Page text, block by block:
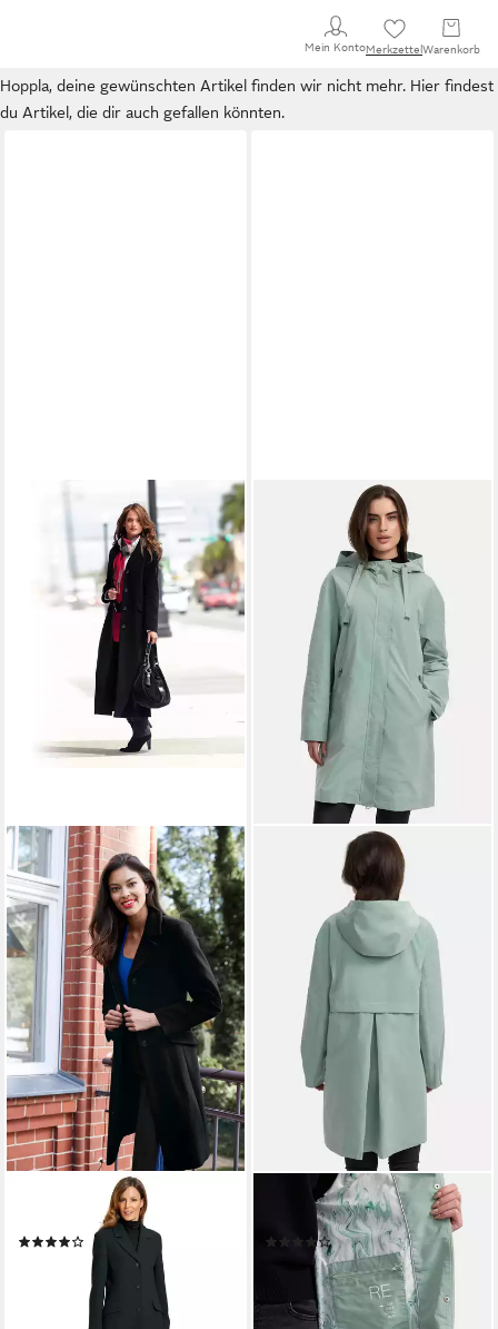
Mein KontoMerkzettel Warenkorb
Hoppla, deine gewünschten Artikel finden wir nicht mehr. Hier findest
du Artikel, die dir auch gefallen könnten.
Langmantel Kurzmantel
(209)
lieferbar - in 3-4 Werktagen bei dir
+4
Kurzmantel mit Kapuze
(4)
ab 78,45 € UVP 189,99 €
lieferbar - in 1-2 Werktagen bei dir